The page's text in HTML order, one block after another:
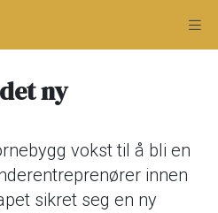
ny
vokst til å bli en
innen
sikret seg en ny